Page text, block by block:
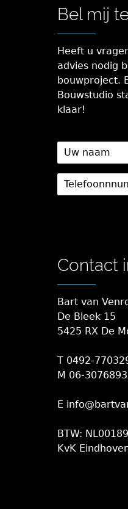
Bel mij
Heeft u
advies nodig
bouwproject.
Bouwstudio
klaar!
Contact
Bart van
De Bleek 15
5425 RX De
T 0492-
M 06-
E
BTW:
KvK